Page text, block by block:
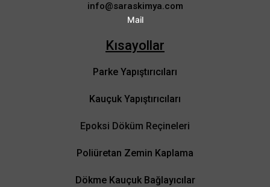
info@saraskimya.com
Mail
Kısayollar
Parke Yapıştırıcıları
Kauçuk Yapıştırıcıları
Epoksi Döküm Reçineleri
Poliüretan Zemin Kaplama
Dökme Kauçuk Bağlayıcılar